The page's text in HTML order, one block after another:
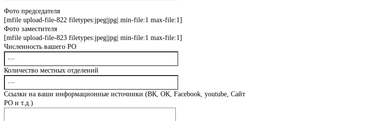
Фото председателя
[mfile upload-file-822 filetypes:jpeg|jpg| min-file:1 max-file:1]
Фото заместителя
[mfile upload-file-823 filetypes:jpeg|jpg| min-file:1 max-file:1]
Численность вашего РО
Количество местных отделений
Ссылки на ваши информационные источники (ВК, ОК, Facebook, youtube, Сайт
РО и т.д.)